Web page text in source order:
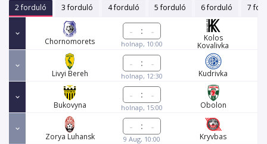
2 forduló 3 forduló 4 forduló 5 forduló 6 forduló 7
Chornomorets
:
holnap, 10:00
Kolos
Kovalivka
Livyi Bereh
:
holnap, 12:30 Kudrivka
Bukovyna
:
holnap, 15:00 Obolon
Zorya Luhansk
:
9 Aug, 10:00 Kryvbas